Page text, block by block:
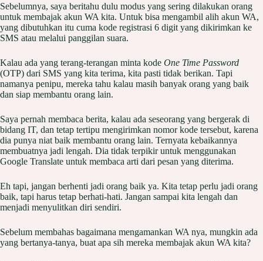
Sebelumnya, saya beritahu dulu modus yang sering dilakukan orang
untuk membajak akun WA kita. Untuk bisa mengambil alih akun WA,
yang dibutuhkan itu cuma kode registrasi 6 digit yang dikirimkan ke
SMS atau melalui panggilan suara.
Kalau ada yang terang-terangan minta kode One Time Password
(OTP) dari SMS yang kita terima, kita pasti tidak berikan. Tapi
namanya penipu, mereka tahu kalau masih banyak orang yang baik
dan siap membantu orang lain.
Saya pernah membaca berita, kalau ada seseorang yang bergerak di
bidang IT, dan tetap tertipu mengirimkan nomor kode tersebut, karena
dia punya niat baik membantu orang lain. Ternyata kebaikannya
membuatnya jadi lengah. Dia tidak terpikir untuk menggunakan
Google Translate untuk membaca arti dari pesan yang diterima.
Eh tapi, jangan berhenti jadi orang baik ya. Kita tetap perlu jadi orang
baik, tapi harus tetap berhati-hati. Jangan sampai kita lengah dan
menjadi menyulitkan diri sendiri.
Sebelum membahas bagaimana mengamankan WA nya, mungkin ada
yang bertanya-tanya, buat apa sih mereka membajak akun WA kita?